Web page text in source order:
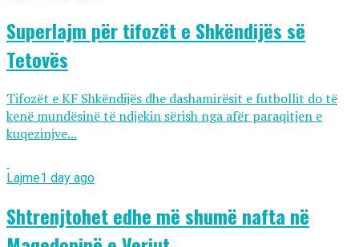
Superlajm për tifozët e Shkëndijës së
Tetovës
Tifozët e KF Shkëndijës dhe dashamirësit e futbollit do të
kenë mundësinë të ndjekin sërish nga afër paraqitjen e
kuqezinjve...
Lajme1 day ago
Shtrenjtohet edhe më shumë nafta në